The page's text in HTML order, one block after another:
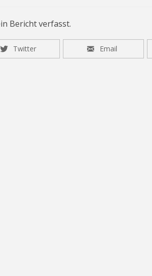
Bericht verfasst.
Twitter Email